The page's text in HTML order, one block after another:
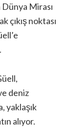
Dünya Mirası
çıkış noktası
deniz
yaklaşık
alıyor.